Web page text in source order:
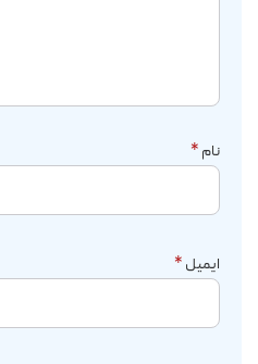
نام*
ایمیل*